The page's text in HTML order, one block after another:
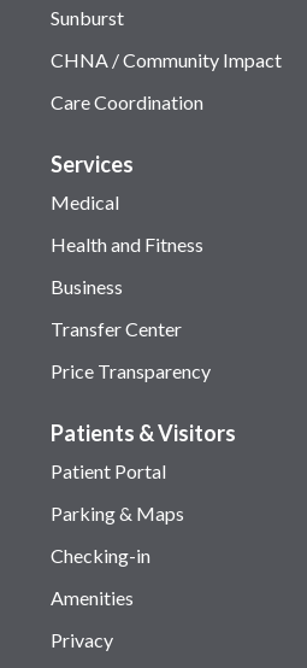
Sunburst
CHNA / Community Impact
Care Coordination
Services
Medical
Health and Fitness
Business
Transfer Center
Price Transparency
Patients & Visitors
Patient Portal
Parking & Maps
Checking-in
Amenities
Privacy